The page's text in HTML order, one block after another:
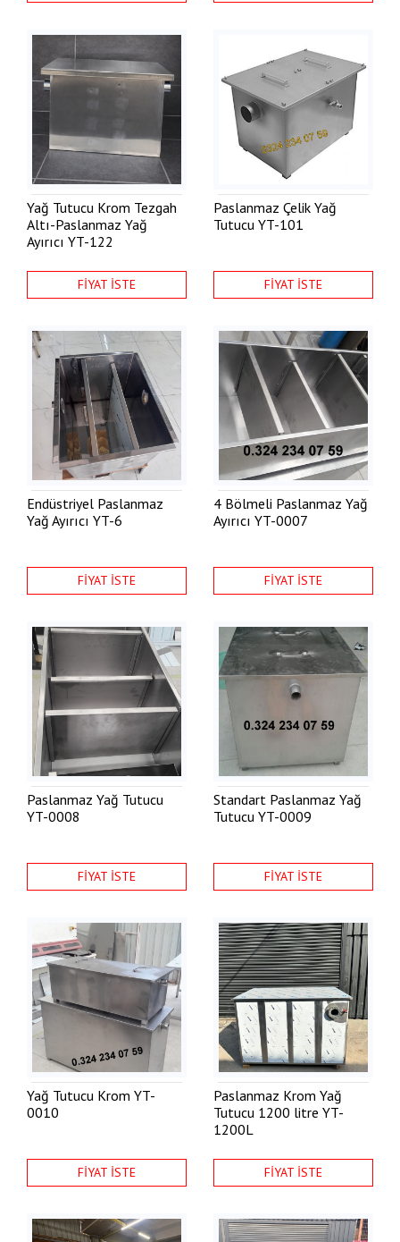
Yağ Tutucu Krom Tezgah
Altı-Paslanmaz Yağ
Ayırıcı YT-122
FİYAT İSTE
Paslanmaz Çelik Yağ
Tutucu YT-101
FİYAT İSTE
Endüstriyel Paslanmaz
Yağ Ayırıcı YT-6
FİYAT İSTE
4 Bölmeli Paslanmaz Yağ
Ayırıcı YT-0007
FİYAT İSTE
Paslanmaz Yağ Tutucu
YT-0008
FİYAT İSTE
Standart Paslanmaz Yağ
Tutucu YT-0009
FİYAT İSTE
Yağ Tutucu Krom YT-
0010
FİYAT İSTE
Paslanmaz Krom Yağ
Tutucu 1200 litre YT-
1200L
FİYAT İSTE